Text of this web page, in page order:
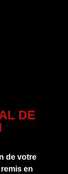
DE
de votre
en